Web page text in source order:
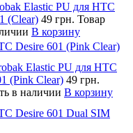
Elastic PU для HTC
(Clear) 49 грн. Товар
В корзину
Desire 601 (Pink Clear)
Elastic PU для HTC
(Pink Clear) 49 грн.
в наличии В корзину
Desire 601 Dual SIM